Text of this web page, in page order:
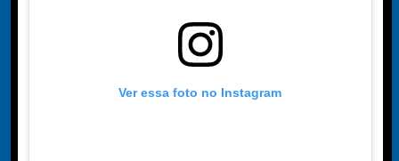
Ver essa foto no Instagram